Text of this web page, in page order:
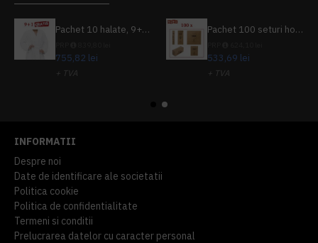
Pachet 10 halate, 9+1 gratuit
755,82 lei
+ TVA
Pachet 100 seturi hoteliere, set dentar, set barbierit, casca de dus, pila unghii, set cusut
533,69 lei
+ TVA
INFORMATII
Despre noi
Date de identificare ale societatii
Politica cookie
Politica de confidentialitate
Termeni si conditii
Prelucrarea datelor cu caracter personal